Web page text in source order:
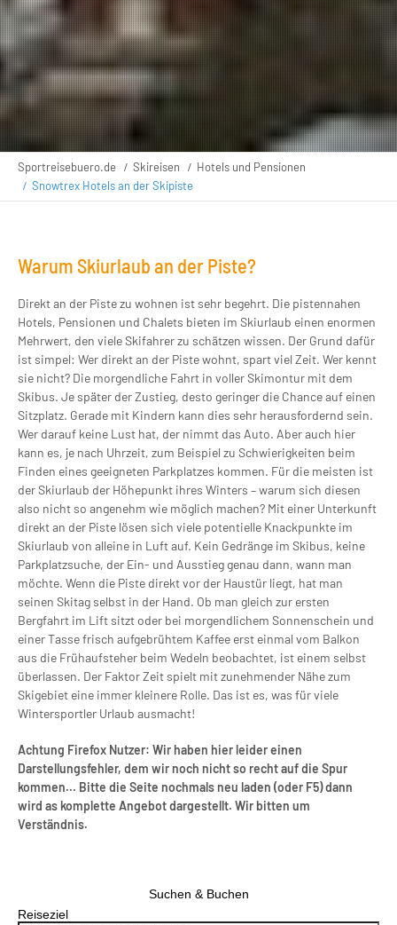
Sportreisebuero.de Skireisen
Hotels und Pensionen
Snowtrex Hotels an der Skipiste
Warum Skiurlaub an der Piste?
Direkt an der Piste zu wohnen ist sehr begehrt. Die pistennahen
Hotels, Pensionen und Chalets bieten im Skiurlaub einen enormen
Mehrwert, den viele Skifahrer zu schätzen wissen. Der Grund dafür
ist simpel: Wer direkt an der Piste wohnt, spart viel Zeit. Wer kennt
sie nicht? Die morgendliche Fahrt in voller Skimontur mit dem
Skibus. Je später der Zustieg, desto geringer die Chance auf einen
Sitzplatz. Gerade mit Kindern kann dies sehr herausfordernd sein.
Wer darauf keine Lust hat, der nimmt das Auto. Aber auch hier
kann es, je nach Uhrzeit, zum Beispiel zu Schwierigkeiten beim
Finden eines geeigneten Parkplatzes kommen. Für die meisten ist
der Skiurlaub der Höhepunkt ihres Winters – warum sich diesen
also nicht so angenehm wie möglich machen? Mit einer Unterkunft
direkt an der Piste lösen sich viele potentielle Knackpunkte im
Skiurlaub von alleine in Luft auf. Kein Gedränge im Skibus, keine
Parkplatzsuche, der Ein- und Ausstieg genau dann, wann man
möchte. Wenn die Piste direkt vor der Haustür liegt, hat man
seinen Skitag selbst in der Hand. Ob man gleich zur ersten
Bergfahrt im Lift sitzt oder bei morgendlichem Sonnenschein und
einer Tasse frisch aufgebrühtem Kaffee erst einmal vom Balkon
aus die Frühaufsteher beim Wedeln beobachtet, ist einem selbst
überlassen. Der Faktor Zeit spielt mit zunehmender Nähe zum
Skigebiet eine immer kleinere Rolle. Das ist es, was für viele
Wintersportler Urlaub ausmacht!
Achtung Firefox Nutzer: Wir haben hier leider einen
Darstellungsfehler, dem wir noch nicht so recht auf die Spur
kommen... Bitte die Seite nochmals neu laden (oder F5) dann
wird as komplette Angebot dargestellt. Wir bitten um
Verständnis.